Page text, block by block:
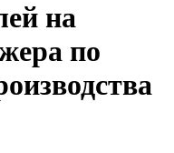
на
по